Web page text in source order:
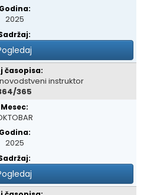
2025
instruktor
365
2025